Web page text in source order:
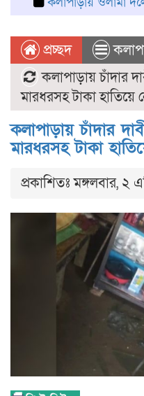
প্রচ্ছদ
কলাপাড়ায় চাঁদার
মারধরসহ টাকা হাতিয়ে
কলাপাড়ায় চাঁদার
মারধরসহ টাকা
প্রকাশিতঃ মঙ্গলবার, ২